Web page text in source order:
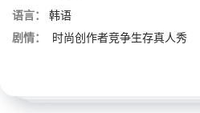
语言：
韩语
剧情：
时尚创作者竞争生存真人秀